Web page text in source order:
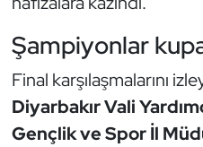
Şampiyonlar
Final karşılaşmalarını
Diyarbakır Vali
Gençlik ve Spor İl
Hava Sporları
Hentbol
İşitme Engelli